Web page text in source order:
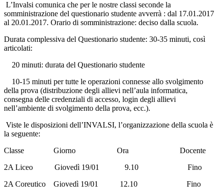
L’Invalsi comunica che per le nostre classi seconde la
somministrazione del questionario studente avverrà : dal 17.01.2017
al 20.01.2017. Orario di somministrazione: deciso dalla scuola.
Durata complessiva del Questionario studente: 30-35 minuti, così
articolati:
20 minuti: durata del Questionario studente
10-15 minuti per tutte le operazioni connesse allo svolgimento
della prova (distribuzione degli allievi nell’aula informatica,
consegna delle credenziali di accesso, login degli allievi
nell’ambiente di svolgimento della prova, ecc.).
Viste le disposizioni dell’INVALSI, l’organizzazione della scuola è
la seguente:
Classe Giorno Ora Docente
2A Liceo Giovedì 19/01 9.10 Fino
2A Coreutico Giovedì 19/01 12.10 Fino